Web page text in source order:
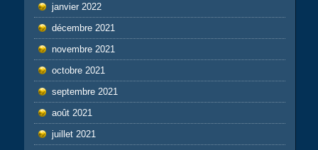
janvier 2022
décembre 2021
novembre 2021
octobre 2021
septembre 2021
août 2021
juillet 2021